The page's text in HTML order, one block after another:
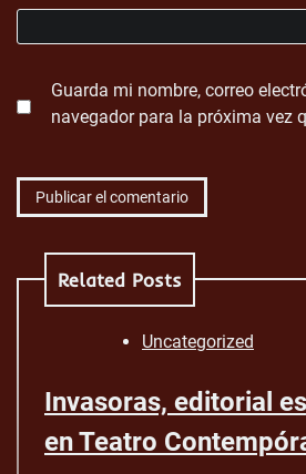
Guarda mi nombre, correo
navegador para la próxima vez
Related Posts
Uncategorized
Invasoras, editorial
en Teatro